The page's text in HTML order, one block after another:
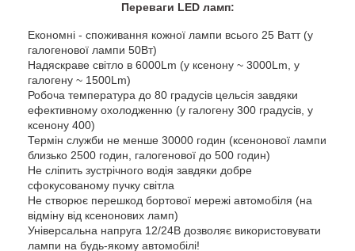
Переваги LED ламп:
Економні - споживання кожної лампи всього 25 Ватт (у
галогенової лампи 50Вт)
Надяскраве світло в 6000Lm (у ксенону ~ 3000Lm, у
галогену ~ 1500Lm)
Робоча температура до 80 градусів цельсія завдяки
ефективному охолодженню (у галогену 300 градусів, у
ксенону 400)
Термін служби не менше 30000 годин (ксенонової лампи
близько 2500 годин, галогенової до 500 годин)
Не сліпить зустрічного водія завдяки добре
сфокусованому пучку світла
Не створює перешкод бортової мережі автомобіля (на
відміну від ксенонових ламп)
Універсальна напруга 12/24В дозволяє використовувати
лампи на будь-якому автомобілі!